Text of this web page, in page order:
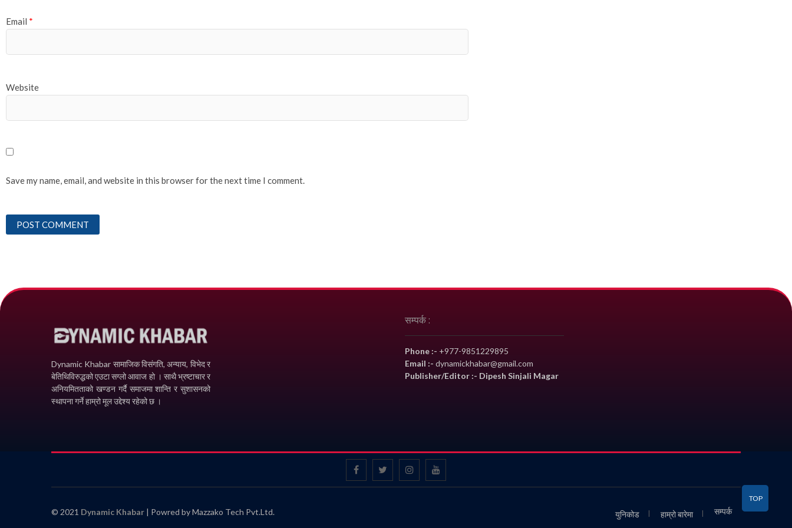
Email *
Website
Save my name, email, and website in this browser for the next time I comment.
Dynamic Khabar सामाजिक विसंगति, अन्याय, विभेद­ र
बेतिथिविरुद्धको एउटा सग्लो आवाज हो । साथै भ्रष्टाचार र
अनियमितताको खण्डन गर्दै समाजमा शान्ति र सुशासनको
स्थापना गर्ने हाम्रो मूल उद्देश्य रहेको छ ।
सम्पर्क :
Phone :- +977-9851229895
Email :- dynamickhabar@gmail.com
Publisher/Editor :- Dipesh Sinjali Magar
युनिकोड हाम्रो बारेमा सम्पर्क
© 2021 Dynamic Khabar | Powred by Mazzako Tech Pvt.Ltd.
TOP